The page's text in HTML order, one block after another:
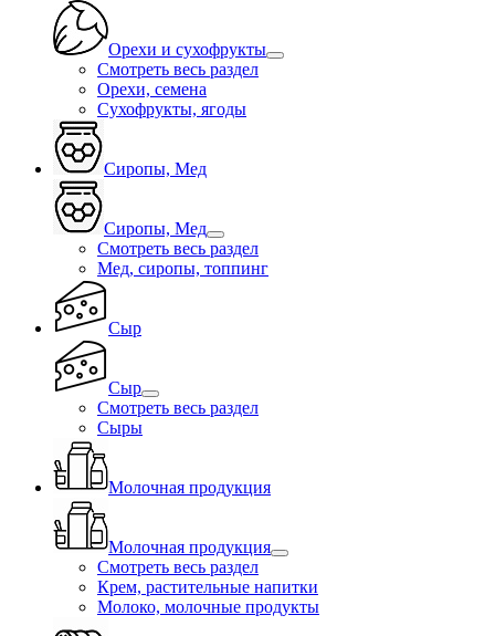
Орехи и сухофрукты
Смотреть весь раздел
Орехи, семена
Сухофрукты, ягоды
Сиропы, Мед
Сиропы, Мед
Смотреть весь раздел
Мед, сиропы, топпинг
Сыр
Сыр
Смотреть весь раздел
Сыры
Молочная продукция
Молочная продукция
Смотреть весь раздел
Крем, растительные напитки
Молоко, молочные продукты